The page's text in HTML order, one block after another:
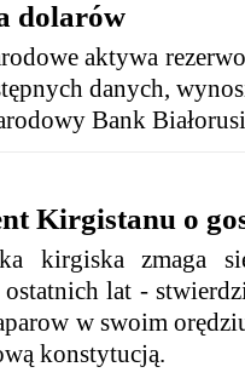
dolarów
aktywa
danych,
Bank
Kirgistanu o
kirgiska zmaga
lat -
w swoim
konstytucją.